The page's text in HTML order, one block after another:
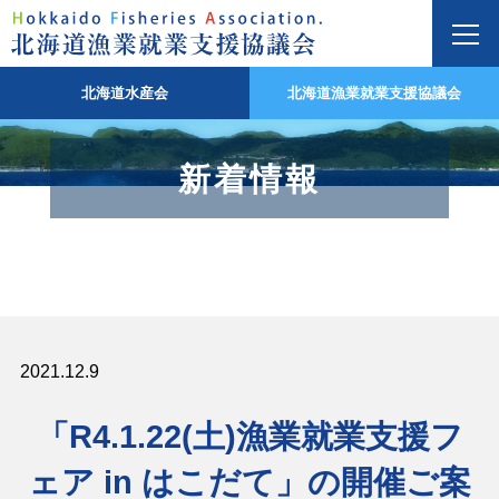
北海道水産会 北海道漁業就業支援協議会
新着情報
2021.12.9
「R4.1.22(土)漁業就業支援フ
ェア in はこだて」の開催ご案